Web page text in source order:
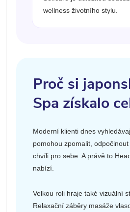
wellness životního stylu.
Proč si
Spa získalo
Moderní klienti dnes
pomohou zpomalit,
chvíli pro sebe. A právě to
nabízí.
Velkou roli hraje také vizuální
Relaxační záběry masáže